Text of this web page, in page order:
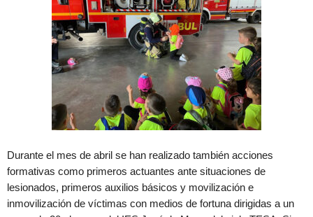
Durante el mes de abril se han realizado también acciones
formativas como primeros actuantes ante situaciones de
lesionados, primeros auxilios básicos y movilización e
inmovilización de víctimas con medios de fortuna dirigidas a un